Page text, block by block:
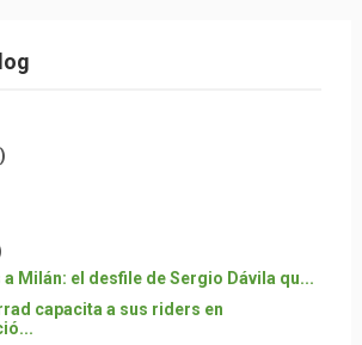
a Milán: el desfile de Sergio Dávila qu...
capacita a sus riders en